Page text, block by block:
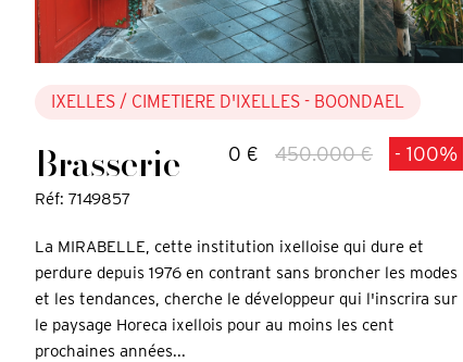
IXELLES/ CIMETIERE D'IXELLES - BOONDAEL
Brasserie 0 € 450.000 € - 100%
Réf: 7149857
La MIRABELLE, cette institution ixelloise qui dure et
perdure depuis 1976 en contrant sans broncher les modes
et les tendances, cherche le développeur qui l'inscrira sur
le paysage Horeca ixellois pour au moins les cent
prochaines années...